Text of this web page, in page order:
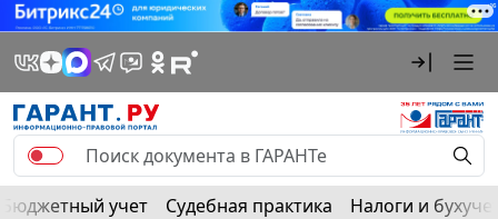
Бюджетный учет Судебная практика Налоги и